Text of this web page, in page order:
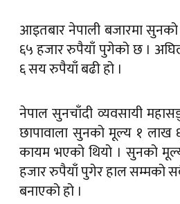
आइतबार नेपाली बजारमा
६५ हजार रुपैयाँ पुगेको छ ।
६ सय रुपैयाँ बढी हो ।
नेपाल सुनचाँदी व्यवसायी
छापावाला सुनको मूल्य १
कायम भएको थियो । सुनको
हजार रुपैयाँ पुगेर हाल सम्मको
बनाएको हो ।